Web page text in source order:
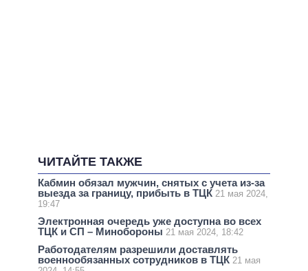
ЧИТАЙТЕ ТАКЖЕ
Кабмин обязал мужчин, снятых с учета из-за
выезда за границу, прибыть в ТЦК 21 мая 2024,
19:47
Электронная очередь уже доступна во всех
ТЦК и СП – Минобороны 21 мая 2024, 18:42
Работодателям разрешили доставлять
военнообязанных сотрудников в ТЦК 21 мая